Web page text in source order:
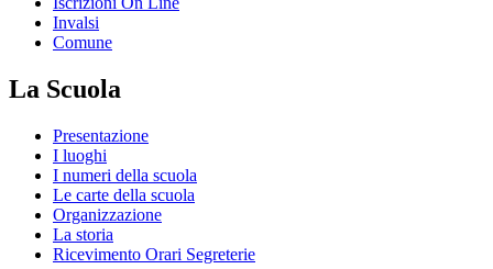
Invalsi
Comune
La Scuola
Presentazione
I luoghi
I numeri della scuola
Le carte della scuola
Organizzazione
La storia
Ricevimento Orari Segreterie